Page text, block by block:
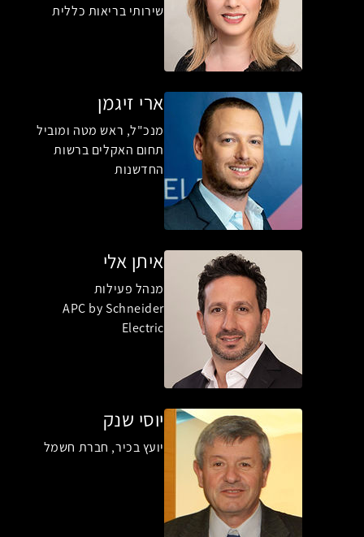
שירותי בריאות כללית
ארי זיגמן
מנכ"ל, ראש מטה ומוביל
תחום האקלים ברשות
החדשנות
איתן אלי
מנהל פעילות
APC by Schneider
Electric
יוסי שנק
יועץ בכיר, חברת חשמל